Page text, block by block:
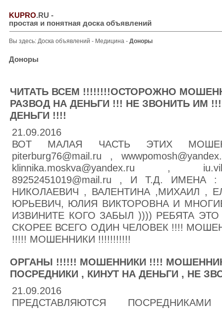
KUPRO.RU -
простая и понятная доска объявлений
Вы здесь: Доска объявлений - Медицина - Доноры
Доноры
ЧИТАТЬ ВСЕМ !!!!!!!!ОСТОРОЖНО
РАЗВОД НА ДЕНЬГИ !!! НЕ ЗВОНИТЬ ИМ
ДЕНЬГИ !!!!
21.09.2016
ВОТ МАЛАЯ ЧАСТЬ ЭТИХ
piterburg76@mail.ru ,
klinnika.moskva@yandex.ru ,
89252451019@mail.ru , И Т.Д.
НИКОЛАЕВИЧ , ВАЛЕНТИНА ,МИХАИЛ ,
ЮРЬЕВИЧ, ЮЛИЯ ВИКТОРОВНА И
ИЗВИНИТЕ КОГО ЗАБЫЛ )))) РЕБЯТА
СКОРЕЕ ВСЕГО ОДИН ЧЕЛОВЕК !!!!
!!!!! МОШЕННИКИ !!!!!!!!!!!
ОРГАНЫ !!!!!! МОШЕННИКИ !!!!
ПОСРЕДНИКИ , КИНУТ НА ДЕНЬГИ , НЕ
21.09.2016
ПРЕДСТАВЛЯЮТСЯ